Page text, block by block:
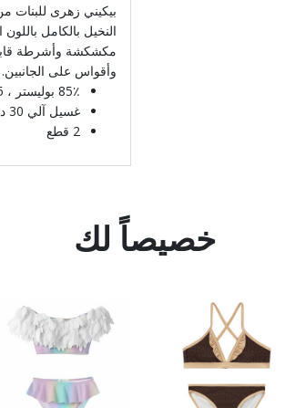
بيكيني زهرى للبنات
النخيل بالكامل
مكشكشة وأشرطة
وأقواس على الجانبين.
85٪ بوليستر ، 15٪ إيلاستين
غسيل آلي 30 درجة مئوية
2 قطع
خصيصاً لك